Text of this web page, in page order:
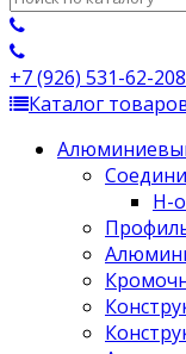
+7 (926) 531-62-20
Каталог
Н-